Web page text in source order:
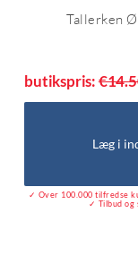
Tallerken
butikspris:
Læg i
✓ Over 100.000 tilfredse
✓ Tilbud